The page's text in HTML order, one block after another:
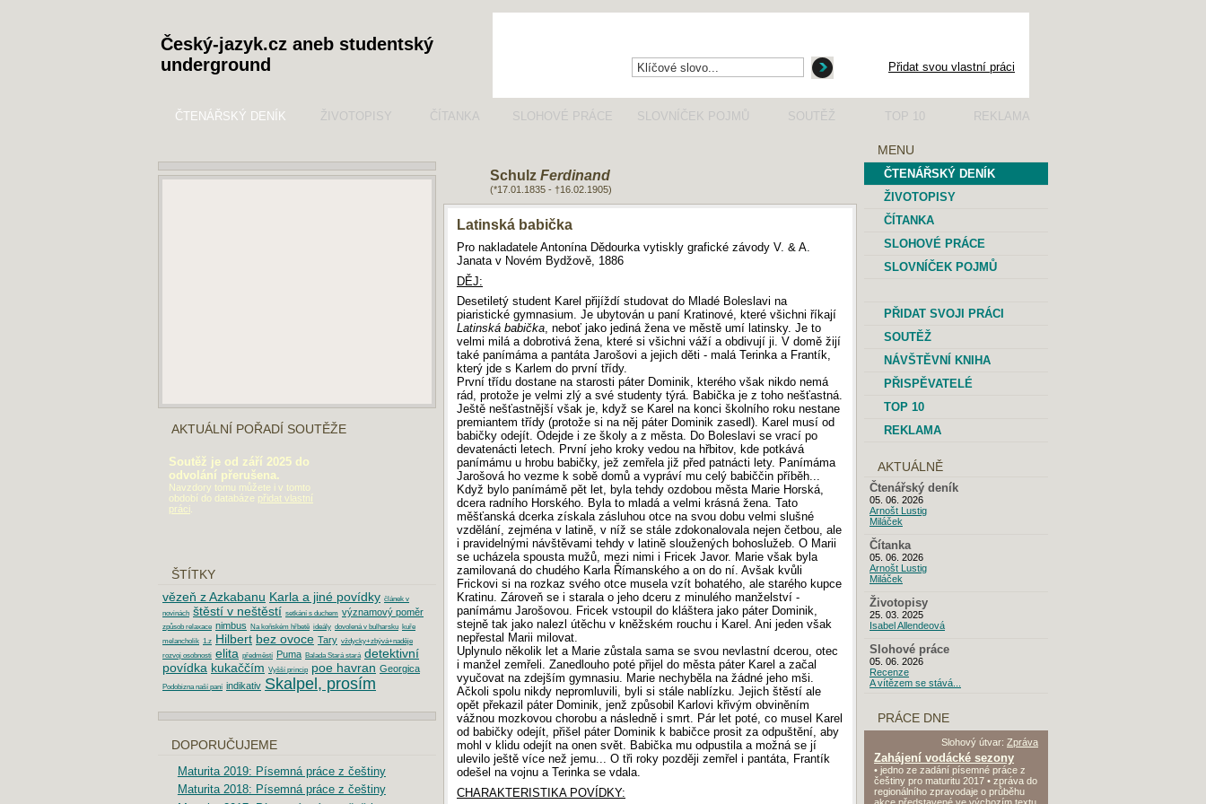
Český-jazyk.cz aneb studentský
underground
Přidat svou vlastní práci
ČTENÁŘSKÝ DENÍK ŽIVOTOPISY ČÍTANKA SLOHOVÉ PRÁCE SLOVNÍČEK POJMŮ SOUTĚŽ TOP 10 REKLAMA
MENU
Schulz Ferdinand
(*17.01.1835 - †16.02.1905)
Latinská babička
Pro nakladatele Antonína Dědourka vytiskly grafické závody V. & A.
Janata v Novém Bydžově, 1886
DĚJ:
Desetiletý student Karel přijíždí studovat do Mladé Boleslavi na
piaristické gymnasium. Je ubytován u paní Kratinové, které všichni říkají
Latinská babička, neboť jako jediná žena ve městě umí latinsky. Je to
velmi milá a dobrotivá žena, které si všichni váží a obdivují ji. V domě žijí
také panímáma a pantáta Jarošovi a jejich děti - malá Terinka a Frantík,
který jde s Karlem do první třídy.
První třídu dostane na starosti páter Dominik, kterého však nikdo nemá
rád, protože je velmi zlý a své studenty týrá. Babička je z toho nešťastná.
Ještě nešťastnější však je, když se Karel na konci školního roku nestane
premiantem třídy (protože si na něj páter Dominik zasedl). Karel musí od
babičky odejít. Odejde i ze školy a z města. Do Boleslavi se vrací po
devatenácti letech. První jeho kroky vedou na hřbitov, kde potkává
panímámu u hrobu babičky, jež zemřela již před patnácti lety. Panímáma
Jarošová ho vezme k sobě domů a vypráví mu celý babiččin příběh...
Když bylo panímámě pět let, byla tehdy ozdobou města Marie Horská,
dcera radního Horského. Byla to mladá a velmi krásná žena. Tato
měšťanská dcerka získala zásluhou otce na svou dobu velmi slušné
vzdělání, zejména v latině, v níž se stále zdokonalovala nejen četbou, ale
i pravidelnými návštěvami tehdy v latině sloužených bohoslužeb. O Marii
se ucházela spousta mužů, mezi nimi i Fricek Javor. Marie však byla
zamilovaná do chudého Karla Římanského a on do ní. Avšak kvůli
Frickovi si na rozkaz svého otce musela vzít bohatého, ale starého kupce
Kratinu. Zároveň se i starala o jeho dceru z minulého manželství -
panímámu Jarošovou. Fricek vstoupil do kláštera jako páter Dominik,
stejně tak jako nalezl útěchu v kněžském rouchu i Karel. Ani jeden však
nepřestal Marii milovat.
Uplynulo několik let a Marie zůstala sama se svou nevlastní dcerou, otec
i manžel zemřeli. Zanedlouho poté přijel do města páter Karel a začal
vyučovat na zdejším gymnasiu. Marie nechyběla na žádné jeho mši.
Ačkoli spolu nikdy nepromluvili, byli si stále nablízku. Jejich štěstí ale
opět překazil páter Dominik, jenž způsobil Karlovi křivým obviněním
vážnou mozkovou chorobu a následně i smrt. Pár let poté, co musel Karel
od babičky odejít, přišel páter Dominik k babičce prosit za odpuštění, aby
mohl v klidu odejít na onen svět. Babička mu odpustila a možná se jí
ulevilo ještě více než jemu... O tři roky později zemřel i pantáta, Frantík
odešel na vojnu a Terinka se vdala.
CHARAKTERISTIKA POVÍDKY:
ČTENÁŘSKÝ DENÍK
ŽIVOTOPISY
ČÍTANKA
SLOHOVÉ PRÁCE
SLOVNÍČEK POJMŮ
PŘIDAT SVOJI PRÁCI
SOUTĚŽ
NÁVŠTĚVNÍ KNIHA
PŘISPĚVATELÉ
TOP 10
REKLAMA
AKTUÁLNĚ
Čtenářský deník
05. 06. 2026
Arnošt Lustig
Miláček
Čítanka
05. 06. 2026
Arnošt Lustig
Miláček
Životopisy
25. 03. 2025
Isabel Allendeová
Slohové práce
05. 06. 2026
Recenze
A vítězem se stává...
PRÁCE DNE
Slohový útvar: Zpráva
Zahájení vodácké sezony
• jedno ze zadání písemné práce z
češtiny pro maturitu 2017 • zpráva do
regionálního zpravodaje o průběhu
AKTUÁLNÍ POŘADÍ SOUTĚŽE
Soutěž je od září 2025 do
odvolání přerušena.
Navzdory tomu můžete i v tomto
období do databáze přidat vlastní
práci
ŠTÍTKY
vězeň z Azkabanu Karla a jiné povídky článek v
novinách štěstí v neštěstí setkání s duchem významový poměr
způsob relaxace nimbus Na koňském hřbetě ideály dovolená v bulharsku kuře
melancholik 1.z Hilbert bez ovoce Tary vždycky+zbývá+naděje
rozvoj osobnosti elita předměstí Puma Balada Stará stará detektivní
povídka kukaččím Vyšší princip poe havran Georgica
Podobizna naší paní indikativ Skalpel, prosím
DOPORUČUJEME
Maturita 2019: Písemná práce z češtiny
Maturita 2018: Písemná práce z češtiny